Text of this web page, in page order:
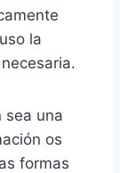
la
sea una
os
formas